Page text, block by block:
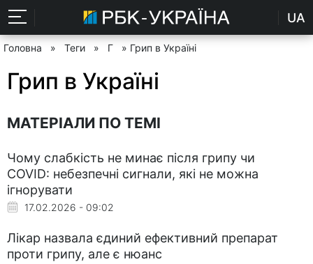
UA
Головна » Теги » Г » Грип в Україні
Грип в Україні
МАТЕРІАЛИ ПО ТЕМІ
Чому слабкість не минає після грипу чи
COVID: небезпечні сигнали, які не можна
ігнорувати
17.02.2026 - 09:02
Лікар назвала єдиний ефективний препарат
проти грипу, але є нюанс